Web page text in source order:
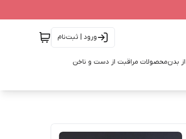
ورود | ثبت‌نام
بدنمحصولات مراقبت از دست و ناخن